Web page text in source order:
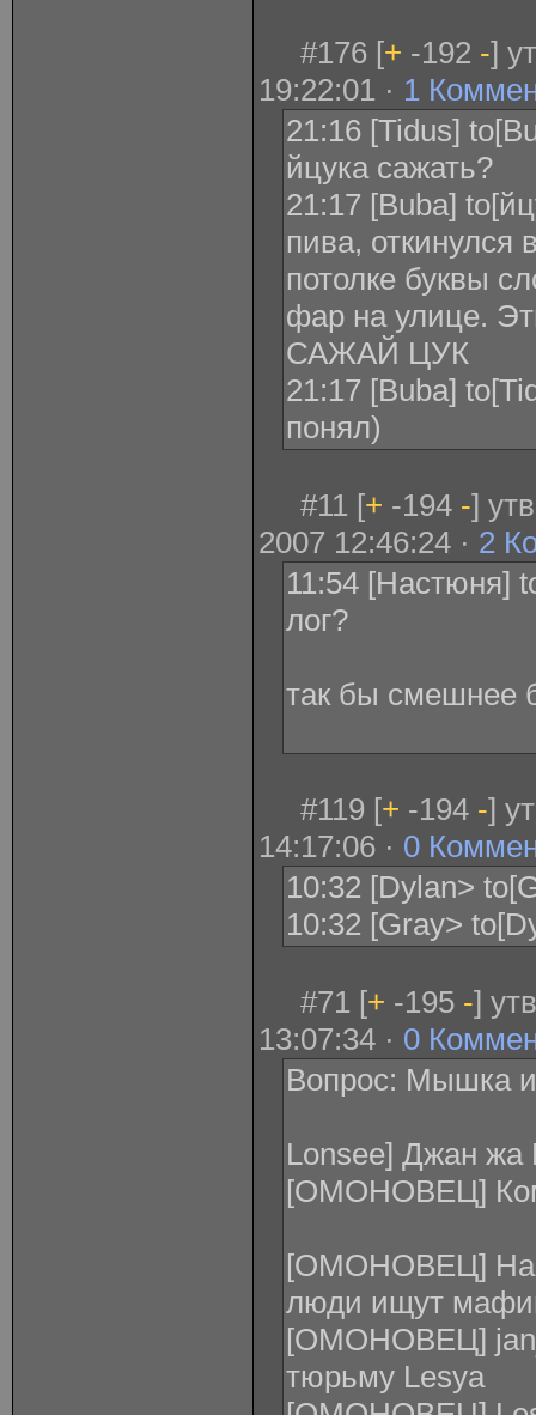
#176 [+ -192 -]
19:22:01 · 1
21:16 [Tidus]
йцука сажать?
21:17 [Buba]
пива, откинулся
потолке буквы
фар на улице.
САЖАЙ ЦУК
21:17 [Buba]
понял)
#11 [+ -194 -]
2007 12:46:24 · 2
11:54 [Настюня]
лог?
так бы смешнее
#119 [+ -194 -]
14:17:06 · 0
10:32 [Dylan>
10:32 [Gray>
#71 [+ -195 -]
13:07:34 · 0
Вопрос: Мышка
Lonsee] Джан
[ОМОНОВЕЦ]
[ОМОНОВЕЦ]
люди ищут
[ОМОНОВЕЦ]
тюрьму Lesya